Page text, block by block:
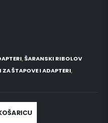
,ŠARANSKI RIBOLOV
ZA ŠTAPOVE I ADAPTERI,